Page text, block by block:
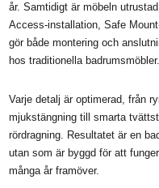
år. Samtidigt är möbeln
Access-installation, Safe
gör både montering och
hos traditionella badrumsmöbler.
Varje detalj är optimerad, från
mjukstängning till smarta
rördragning. Resultatet är en
utan som är byggd för att
många år framöver.